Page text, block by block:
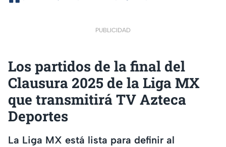
PUBLICIDAD
Los partidos de la final del
Clausura 2025 de la Liga MX
que transmitirá TV Azteca
Deportes
La Liga MX está lista para definir al